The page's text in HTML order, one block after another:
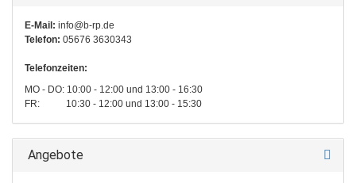
E-Mail: info@b-rp.de
Telefon: 05676 3630343
Telefonzeiten:
MO - DO: 10:00 - 12:00 und 13:00 - 16:30
FR: 10:30 - 12:00 und 13:00 - 15:30
Angebote